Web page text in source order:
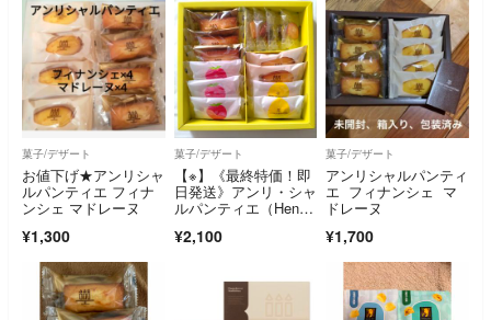
菓子/デザート
お値下げ★アンリシャ
ルパンティエ フィナ
ンシェ マドレーヌ
¥1,300
菓子/デザート
【※】《最終特価！即
日発送》アンリ・シャ
ルパンティエ（Henr
ご五国豊穣アソートS
¥2,100
菓子/デザート
アンリシャルパンティ
エ フィナンシェ マ
ドレーヌ
¥1,700